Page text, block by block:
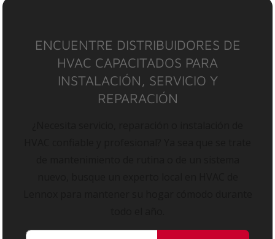
ENCUENTRE DISTRIBUIDORES DE
HVAC CAPACITADOS PARA
INSTALACIÓN, SERVICIO Y
REPARACIÓN